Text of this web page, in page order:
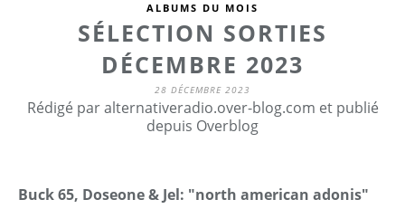
ALBUMS DU MOIS
SÉLECTION SORTIES
DÉCEMBRE 2023
28 DÉCEMBRE 2023
Rédigé par alternativeradio.over-blog.com et publié
depuis Overblog
Buck 65, Doseone & Jel: "north american adonis"